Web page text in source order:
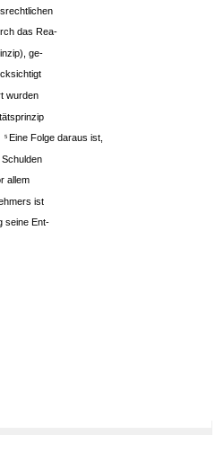
das Rea-
ge-
wurden
5 Eine Folge daraus ist,
allem
ist
seine Ent-